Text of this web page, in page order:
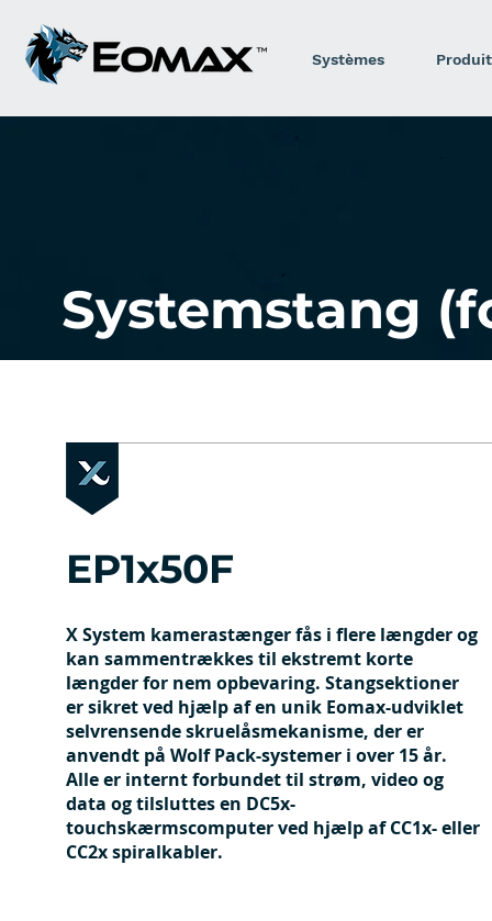
Systèmes
Systemstang
EP1x50F
X System kamerastænger fås i flere længder og
kan sammentrækkes til ekstremt korte
længder for nem opbevaring. Stangsektioner
er sikret ved hjælp af en unik Eomax-udviklet
selvrensende skruelåsmekanisme, der er
anvendt på Wolf Pack-systemer i over 15 år.
Alle er internt forbundet til strøm, video og
data og tilsluttes en DC5x-
touchskærmscomputer ved hjælp af CC1x- eller
CC2x spiralkabler.